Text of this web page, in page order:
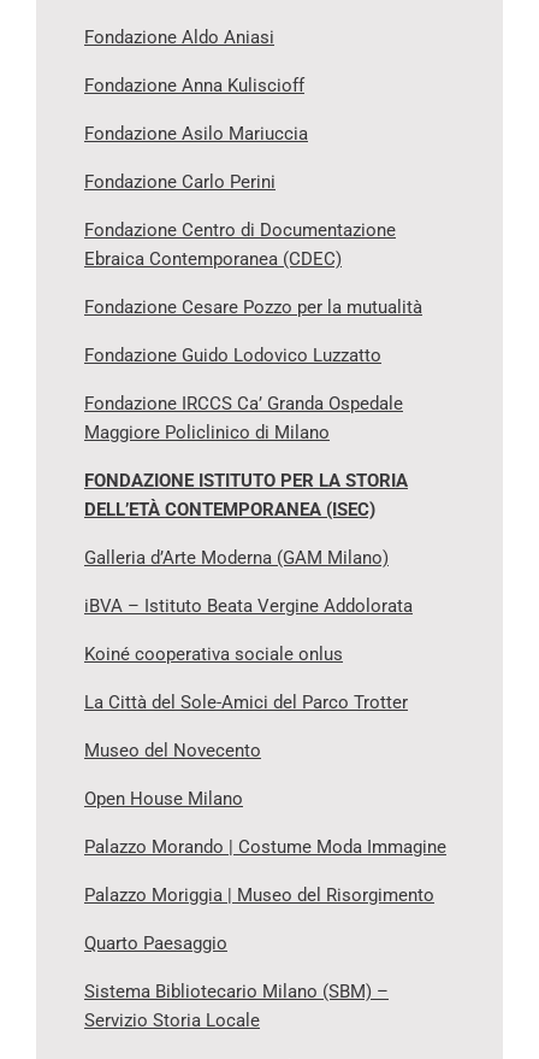
Fondazione Aldo Aniasi
Fondazione Anna Kuliscioff
Fondazione Asilo Mariuccia
Fondazione Carlo Perini
Fondazione Centro di Documentazione
Ebraica Contemporanea (CDEC)
Fondazione Cesare Pozzo per la mutualità
Fondazione Guido Lodovico Luzzatto
Fondazione IRCCS Ca’ Granda Ospedale
Maggiore Policlinico di Milano
FONDAZIONE ISTITUTO PER LA STORIA
DELL’ETÀ CONTEMPORANEA (ISEC)
Galleria d’Arte Moderna (GAM Milano)
iBVA – Istituto Beata Vergine Addolorata
Koiné cooperativa sociale onlus
La Città del Sole-Amici del Parco Trotter
Museo del Novecento
Open House Milano
Palazzo Morando | Costume Moda Immagine
Palazzo Moriggia | Museo del Risorgimento
Quarto Paesaggio
Sistema Bibliotecario Milano (SBM) –
Servizio Storia Locale